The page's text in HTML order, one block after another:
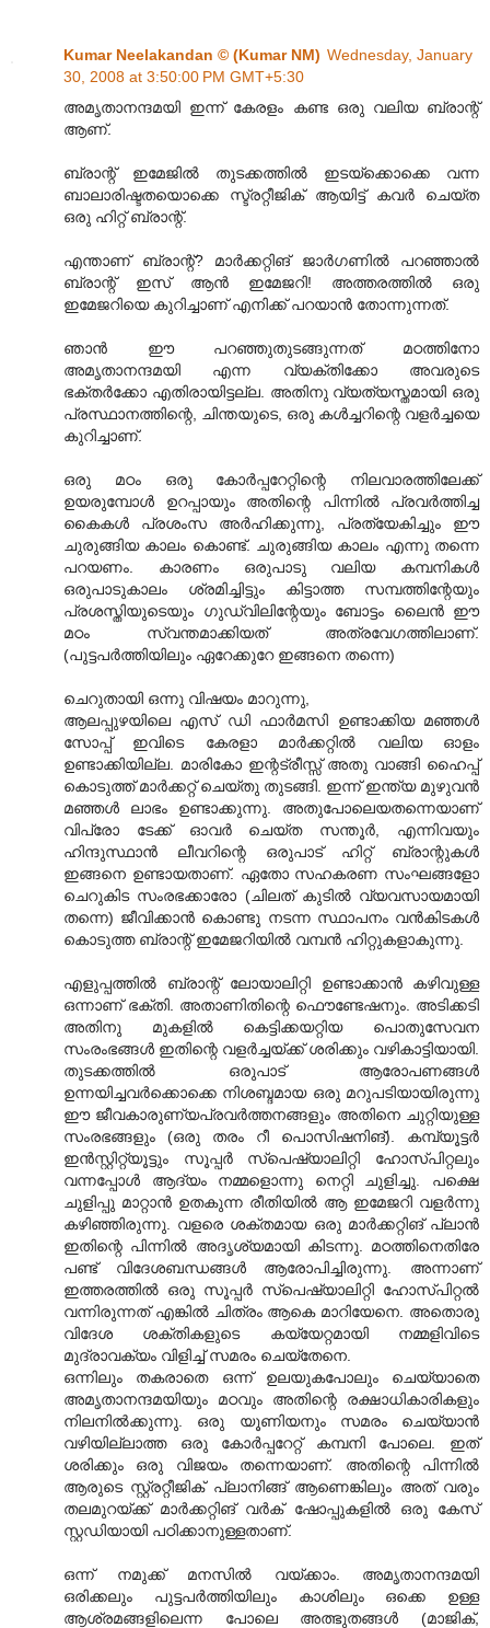
Kumar Neelakandan © (Kumar NM) Wednesday, January
30, 2008 at 3:50:00 PM GMT+5:30
അമൃതാനന്ദമയി ഇന്ന് കേരളം കണ്ട ഒരു വലിയ ബ്രാന്റ്
ആണ്.
ബ്രാന്റ് ഇമേജില്‍ തുടക്കത്തില്‍ ഇടയ്ക്കൊക്കെ വന്ന
ബാലാരിഷ്ടതയൊക്കെ സ്ട്രറ്റീജിക് ആയിട്ട് കവര്‍ ചെയ്ത
ഒരു ഹിറ്റ് ബ്രാന്റ്.
എന്താണ് ബ്രാന്റ്? മാര്‍ക്കറ്റിങ് ജാര്‍ഗണില്‍ പറഞ്ഞാല്‍
ബ്രാന്റ് ഇസ് ആന്‍ ഇമേജറി! അത്തരത്തില്‍ ഒരു
ഇമേജറിയെ കുറിച്ചാണ് എനിക്ക് പറയാന്‍ തോന്നുന്നത്.
ഞാന്‍ ഈ പറഞ്ഞുതുടങ്ങുന്നത് മഠത്തിനോ
അമൃതാനന്ദമയി എന്ന വ്യക്തിക്കോ അവരുടെ
ഭക്തര്‍ക്കോ എതിരായിട്ടല്ല. അതിനു വ്യത്യസ്തമായി ഒരു
പ്രസ്ഥാനത്തിന്റെ, ചിന്തയുടെ, ഒരു കള്‍ച്ചറിന്റെ വളര്‍ച്ചയെ
കുറിച്ചാണ്.
ഒരു മഠം ഒരു കോര്‍പ്പറേറ്റിന്റെ നിലവാരത്തിലേക്ക്
ഉയരുമ്പോള്‍ ഉറപ്പായും അതിന്റെ പിന്നില്‍ പ്രവര്‍ത്തിച്ച
കൈകള്‍ പ്രശംസ അര്‍ഹിക്കുന്നു, പ്രത്യേകിച്ചും ഈ
ചുരുങ്ങിയ കാലം കൊണ്ട്. ചുരുങ്ങിയ കാലം എന്നു തന്നെ
പറയണം. കാരണം ഒരുപാടു വലിയ കമ്പനികള്‍
ഒരുപാടുകാലം ശ്രമിച്ചിട്ടും കിട്ടാത്ത സമ്പത്തിന്റേയും
പ്രശസ്തിയുടെയും ഗുഡ്‌വിലിന്റേയും ബോട്ടം ലൈന്‍ ഈ
മഠം സ്വന്തമാക്കിയത് അത്രവേഗത്തിലാണ്.
(പുട്ടപര്‍ത്തിയിലും ഏറേക്കുറേ ഇങ്ങനെ തന്നെ)
ചെറുതായി ഒന്നു വിഷയം മാറുന്നു,
ആലപ്പുഴയിലെ എസ് ഡി ഫാര്‍മസി ഉണ്ടാക്കിയ മഞ്ഞള്‍
സോപ്പ് ഇവിടെ കേരളാ മാര്‍ക്കറ്റില്‍ വലിയ ഓളം
ഉണ്ടാക്കിയില്ല. മാരികോ ഇന്റട്രീസ്സ് അതു വാങ്ങി ഹൈപ്പ്
കൊടുത്ത് മാര്‍ക്കറ്റ് ചെയ്തു തുടങ്ങി. ഇന്ന് ഇന്ത്യ മുഴുവന്‍
മഞ്ഞള്‍ ലാഭം ഉണ്ടാക്കുന്നു. അതുപോലെയതന്നെയാണ്
വിപ്രോ ടേക്ക് ഓവര്‍ ചെയ്ത സന്തൂര്‍, എന്നിവയും
ഹിന്ദുസ്ഥാന്‍ ലീവറിന്റെ ഒരുപാട് ഹിറ്റ് ബ്രാന്റുകള്‍
ഇങ്ങനെ ഉണ്ടായതാണ്. ഏതോ സഹകരണ സംഘങ്ങളോ
ചെറുകിട സംരഭക്കാരോ (ചിലത് കുടില്‍ വ്യവസായമായി
തന്നെ) ജീവിക്കാന്‍ കൊണ്ടു നടന്ന സ്ഥാപനം വന്‍‌കിടകള്‍
കൊടുത്ത ബ്രാന്റ് ഇമേജറിയില്‍ വമ്പന്‍ ഹിറ്റുകളാകുന്നു.
എളുപ്പത്തില്‍ ബ്രാന്റ് ലോയാലിറ്റി ഉണ്ടാക്കാന്‍ കഴിവുള്ള
ഒന്നാണ് ഭക്തി. അതാണിതിന്റെ ഫൌണ്ടേഷനും. അടിക്കടി
അതിനു മുകളില്‍ കെട്ടിക്കയറ്റിയ പൊതുസേവന
സംരംഭങ്ങള്‍ ഇതിന്റെ വളര്‍ച്ചയ്ക്ക് ശരിക്കും വഴികാട്ടിയായി.
തുടക്കത്തില്‍ ഒരുപാട് ആരോപണങ്ങള്‍
ഉന്നയിച്ചവര്‍ക്കൊക്കെ നിശബ്ദമായ ഒരു മറുപടിയായിരുന്നു
ഈ ജീവകാരുണ്യപ്രവര്‍ത്തനങ്ങളും അതിനെ ചുറ്റിയുള്ള
സംരഭങ്ങളും (ഒരു തരം റീ പൊസിഷനിങ്). കമ്പ്യൂട്ടര്‍
ഇന്‍സ്റ്റിറ്റ്യൂട്ടും സൂപ്പര്‍ സ്പെഷ്യാലിറ്റി ഹോസ്പിറ്റലും
വന്നപ്പോള്‍ ആദ്യം നമ്മളൊന്നു നെറ്റി ചുളിച്ചു. പക്ഷെ
ചുളിപ്പു മാറ്റാന്‍ ഉതകുന്ന രീതിയില്‍ ആ ഇമേജറി വളര്‍ന്നു
കഴിഞ്ഞിരുന്നു. വളരെ ശക്തമായ ഒരു മാര്‍ക്കറ്റിങ് പ്ലാന്‍
ഇതിന്റെ പിന്നില്‍ അദൃശ്യമായി കിടന്നു. മഠത്തിനെതിരേ
പണ്ട് വിദേശബന്ധങ്ങള്‍ ആരോപിച്ചിരുന്നു. അന്നാണ്
ഇത്തരത്തില്‍ ഒരു സൂപ്പര്‍ സ്പെഷ്യാലിറ്റി ഹോസ്പിറ്റല്‍
വന്നിരുന്നത് എങ്കില്‍ ചിത്രം ആകെ മാറിയേനെ. അതൊരു
വിദേശ ശക്തികളുടെ കയ്യേറ്റമായി നമ്മളിവിടെ
മുദ്രാവക്യം വിളിച്ച് സമരം ചെയ്തേനെ.
ഒന്നിലും തകരാതെ ഒന്ന് ഉലയുകപോലും ചെയ്യാതെ
അമൃതാനന്ദമയിയും മഠവും അതിന്റെ രക്ഷാധികാരികളും
നിലനില്‍ക്കുന്നു. ഒരു യൂണിയനും സമരം ചെയ്യാന്‍
വഴിയില്ലാത്ത ഒരു കോര്‍പ്പറേറ്റ് കമ്പനി പോലെ. ഇത്
ശരിക്കും ഒരു വിജയം തന്നെയാണ്. അതിന്റെ പിന്നില്‍
ആരുടെ സ്റ്റ്രറ്റീജിക് പ്ലാനിങ്ങ് ആണെങ്കിലും അത് വരും
തലമുറയ്ക്ക് മാര്‍ക്കറ്റിങ് വര്‍ക് ഷോപ്പുകളില്‍ ഒരു കേസ്
സ്റ്റഡിയായി പഠിക്കാനുള്ളതാണ്.
ഒന്ന് നമുക്ക് മനസില്‍ വയ്ക്കാം. അമൃതാനന്ദമയി
ഒരിക്കലും പുട്ടപര്‍ത്തിയിലും കാശിലും ഒക്കെ ഉള്ള
ആശ്രമങ്ങളിലെന്ന പോലെ അത്ഭുതങ്ങള്‍ (മാജിക്,